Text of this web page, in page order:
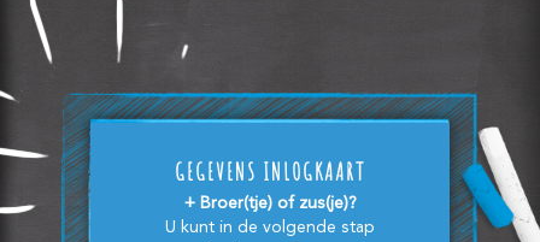
GEGEVENS INLOGKAART
+ Broer(tje) of zus(je)?
U kunt in de volgende stap